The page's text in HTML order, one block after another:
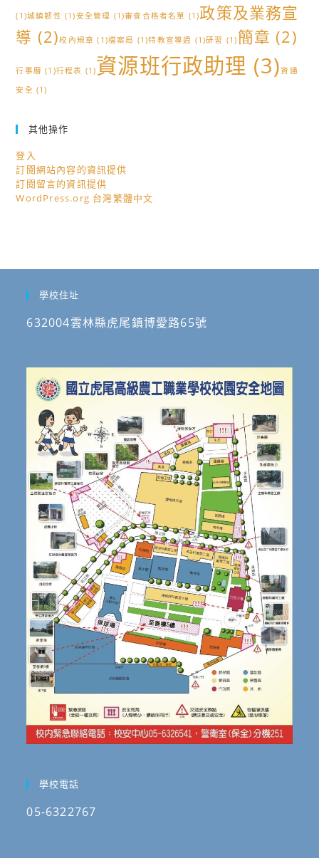
(1)城鎮韌性 (1)安全管理 (1)審查合格者名單 (1)政策及業務宣
導 (2)校內規章 (1)檔案局 (1)特教宣導週 (1)研習 (1) 簡章 (2)
行事曆 (1)行程表 (1)資源班行政助理 (3)資通
安全 (1)
其他操作
登入
訂閱網站內容的資訊提供
訂閱留言的資訊提供
WordPress.org 台灣繁體中文
學校住址
632004雲林縣虎尾鎮博愛路65號
學校電話
05-6322767